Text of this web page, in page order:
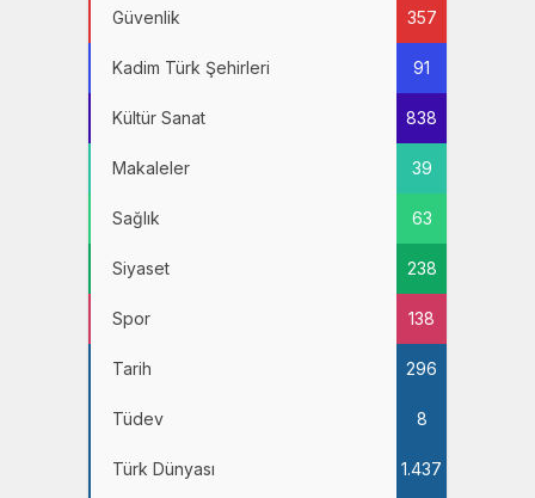
Güvenlik 357
Kadim Türk Şehirleri 91
Kültür Sanat 838
Makaleler 39
Sağlık 63
Siyaset 238
Spor 138
Tarih 296
Tüdev 8
Türk Dünyası 1.437